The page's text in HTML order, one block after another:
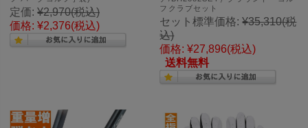
定価: ¥2,970(税込)
価格: ¥2,376(税込)
フクラブセット
セット標準価格: ¥35,310(税
込)
価格: ¥27,896(税込)
送料無料